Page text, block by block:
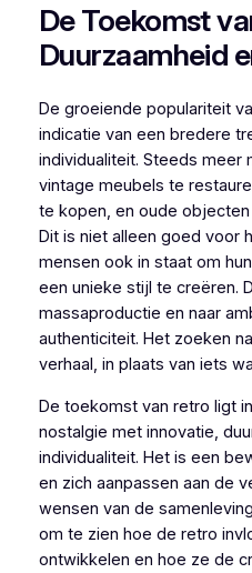
De Toekomst
Duurzaamheid
De groeiende populariteit
indicatie van een bredere
individualiteit. Steeds meer
vintage meubels te
te kopen, en oude
Dit is niet alleen goed voor
mensen ook in staat om
een unieke stijl te creëren.
massaproductie en naar
authenticiteit. Het zoeken
verhaal, in plaats van iets
De toekomst van retro ligt
nostalgie met innovatie,
individualiteit. Het is een
en zich aanpassen aan de
wensen van de
om te zien hoe de retro
ontwikkelen en hoe ze de